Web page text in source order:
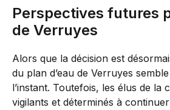
Perspectives futures
de Verruyes
Alors que la décision est
du plan d’eau de Verruyes
l’instant. Toutefois, les élus de la
vigilants et déterminés à